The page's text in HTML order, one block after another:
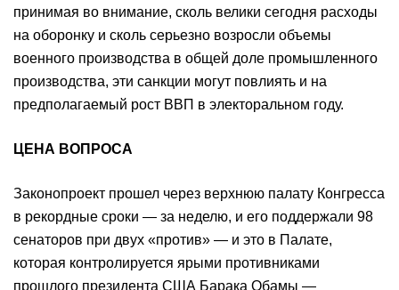
принимая во внимание, сколь велики сегодня расходы
на оборонку и сколь серьезно возросли объемы
военного производства в общей доле промышленного
производства, эти санкции могут повлиять и на
предполагаемый рост ВВП в электоральном году.
ЦЕНА ВОПРОСА
Законопроект прошел через верхнюю палату Конгресса
в рекордные сроки — за неделю, и его поддержали 98
сенаторов при двух «против» — и это в Палате,
которая контролируется ярыми противниками
прошлого президента США Барака Обамы —